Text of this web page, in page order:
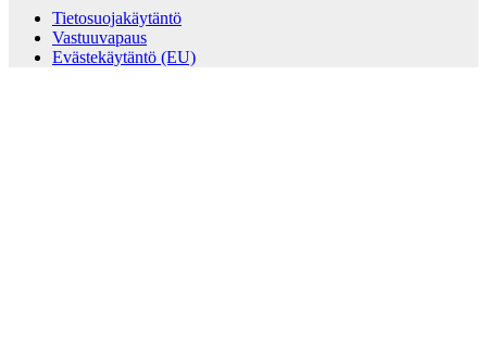
Tietosuojakäytäntö
Vastuuvapaus
Evästekäytäntö (EU)